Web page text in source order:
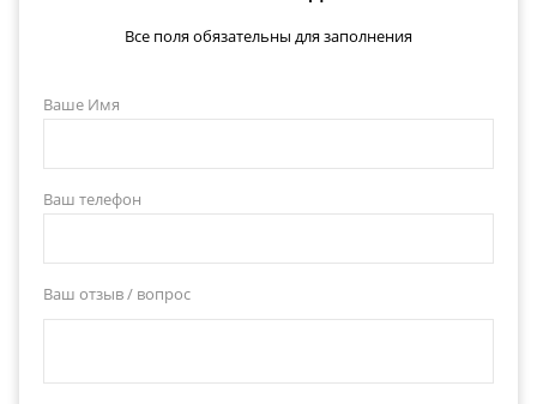
Все поля обязательны для заполнения
Ваше Имя
Ваш телефон
Ваш отзыв / вопрос